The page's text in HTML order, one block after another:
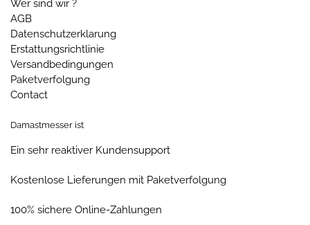
Contact
Damastmesser ist
Ein sehr reaktiver Kundensupport
Kostenlose Lieferungen mit Paketverfolgung
100% sichere Online-Zahlungen
Eine Kaufoption „Zufrieden oder Geld zurück
Contact
Email : contact@damastmesser-store.de